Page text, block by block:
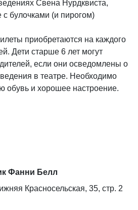
Свена Нурдквиста,
булочками (и пирогом)
приобретаются на каждого
Дети старше 6 лет могут
если они осведомлены о
в театре. Необходимо
обувь и хорошее настроение.
Фанни Белл
Красносельская, 35, стр. 2